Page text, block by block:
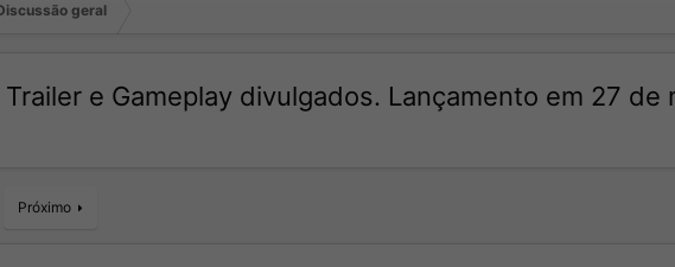
geral
e Gameplay divulgados. Lançamento em 27 de
Próximo